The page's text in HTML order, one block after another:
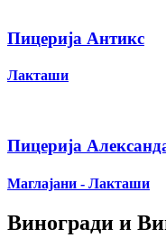
Пицерија Антикс
Лакташи
Пицерија
Маглајани - Лакташи
Виногради и